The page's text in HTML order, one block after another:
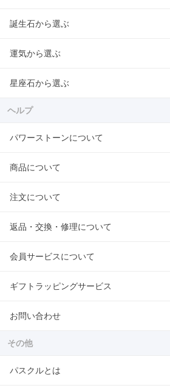
誕生石から選ぶ
運気から選ぶ
星座石から選ぶ
ヘルプ
パワーストーンについて
商品について
注文について
返品・交換・修理について
会員サービスについて
ギフトラッピングサービス
お問い合わせ
その他
パスクルとは